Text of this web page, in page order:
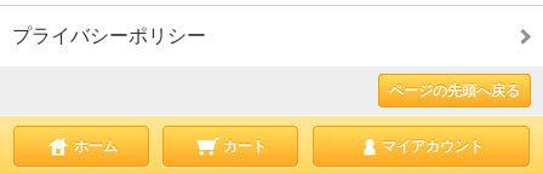
プライバシーポリシー
ページの先頭へ戻る
ホーム カート マイアカウント